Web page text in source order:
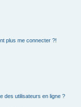
plus me connecter ?!
des utilisateurs en ligne ?